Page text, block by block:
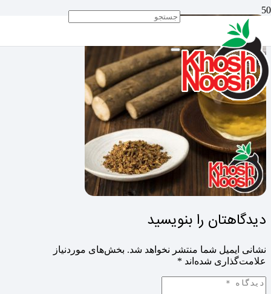
دیدگاهتان را بنویسید
نشانی ایمیل شما منتشر نخواهد شد. بخش‌های موردنیاز
علامت‌گذاری شده‌اند *